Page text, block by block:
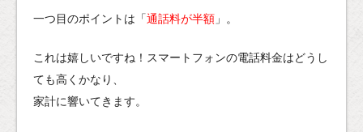
一つ目のポイントは「通話料が半額 」。
これは嬉しいですね！スマートフォンの電話料金はどうし
ても高くかなり、
家計に響いてきます。